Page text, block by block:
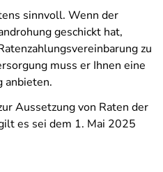
sinnvoll. Wenn der
geschickt hat,
zu
muss er Ihnen eine
anbieten.
Aussetzung von Raten der
es sei dem 1. Mai 2025